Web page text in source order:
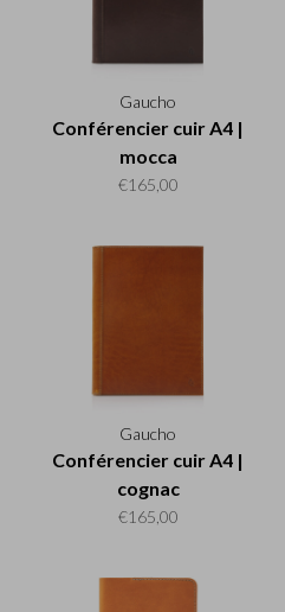
Gaucho
Conférencier cuir A4 |
mocca
€165,00
Gaucho
Conférencier cuir A4 |
cognac
€165,00